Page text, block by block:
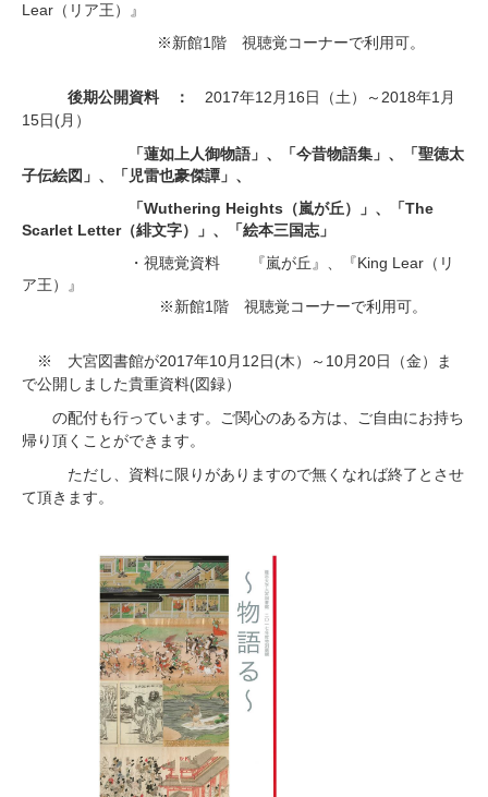
Lear（リア王）』
※新館1階 視聴覚コーナーで利用可。
後期公開資料 ： 2017年12 月 16 日（土）～ 2018年1 月
15 日 (月）
「蓮如上人御物語」、「今昔物語集」、「聖徳太
子伝絵図」、「児雷也豪傑譚」、
「Wuthering Heights（嵐が丘）」、「The
Scarlet Letter（緋文字）」、「絵本三国志」
・視聴覚資料 『嵐が丘』、『King Lear（リ
ア王）』
※新館1階 視聴覚コーナーで利用可。
※ 大宮図書館が2017年10月 12 日 (木）～ 10月 20 日（金）ま
で公開しました貴重資料(図録）
の配付も行っています。ご関心のある方は、ご自由にお持ち
帰り頂くことができます。
ただし、資料に限りがありますので無くなれば終了とさせ
て頂きます。